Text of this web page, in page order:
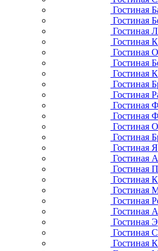
Гостиная
Гостиная
Гостиная
Гостиная
Гостиная
Гостиная
Гостиная
Гостиная
Гостиная
Гостиная
Гостиная
Гостиная
Гостиная
Гостиная
Гостиная
Гостиная
Гостиная
Гостиная
Гостиная
Гостиная
Гостиная
Гостиная
Гостиная